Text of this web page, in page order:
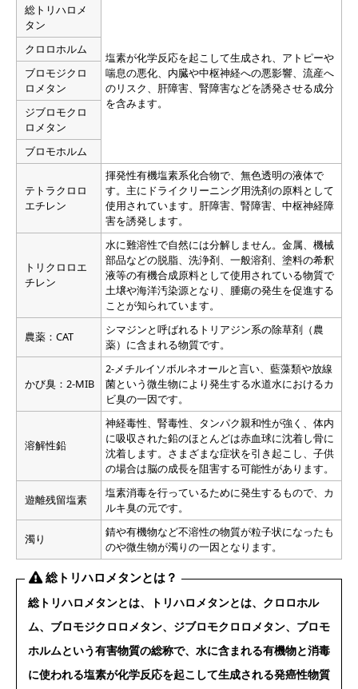
総トリハロメ
タン
塩素が化学反応を起こして生成され、アトピーや
喘息の悪化、内臓や中枢神経への悪影響、流産へ
のリスク、肝障害、腎障害などを誘発させる成分
を含みます。
クロロホルム
ブロモジクロ
ロメタン
ジブロモクロ
ロメタン
ブロモホルム
テトラクロロ
エチレン
揮発性有機塩素系化合物で、無色透明の液体で
す。主にドライクリーニング用洗剤の原料として
使用されています。肝障害、腎障害、中枢神経障
害を誘発します。
トリクロロエ
チレン
水に難溶性で自然には分解しません。金属、機械
部品などの脱脂、洗浄剤、一般溶剤、塗料の希釈
液等の有機合成原料として使用されている物質で
土壌や海洋汚染源となり、腫瘍の発生を促進する
ことが知られています。
農薬：CAT
シマジンと呼ばれるトリアジン系の除草剤（農
薬）に含まれる物質です。
かび臭：2-MIB
2-メチルイソボルネオールと言い、藍藻類や放線
菌という微生物により発生する水道水におけるカ
ビ臭の一因です。
溶解性鉛
神経毒性、腎毒性、タンパク親和性が強く、体内
に吸収された鉛のほとんどは赤血球に沈着し骨に
沈着します。さまざまな症状を引き起こし、子供
の場合は脳の成長を阻害する可能性があります。
遊離残留塩素
塩素消毒を行っているために発生するもので、カ
ルキ臭の元です。
濁り
錆や有機物など不溶性の物質が粒子状になったも
のや微生物が濁りの一因となります。
総トリハロメタンとは？
総トリハロメタンとは、トリハロメタンとは、クロロホル
ム、ブロモジクロロメタン、ジブロモクロロメタン、ブロモ
ホルムという有害物質の総称で、水に含まれる有機物と消毒
に使われる塩素が化学反応を起こして生成される発癌性物質